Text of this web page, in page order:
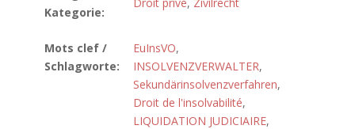
Kategorie:
Mots clef /
Schlagworte:
EuInsVO,
INSOLVENZVERWALTER,
Sekundärinsolvenzverfahren,
Droit de l'insolvabilité,
LIQUIDATION JUDICIAIRE,